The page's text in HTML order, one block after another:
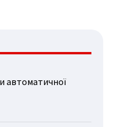
автоматичної